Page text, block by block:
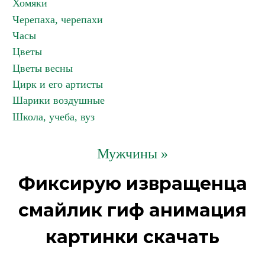
Хомяки
Черепаха, черепахи
Часы
Цветы
Цветы весны
Цирк и его артисты
Шарики воздушные
Школа, учеба, вуз
Мужчины »
Фиксирую извращенца
смайлик гиф анимация
картинки скачать